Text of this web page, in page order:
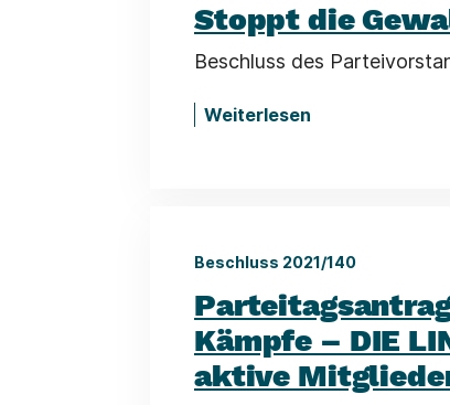
Stoppt die
Beschluss des
Weiterlesen
Beschluss 2021/140
Kämpfe – DIE
aktive